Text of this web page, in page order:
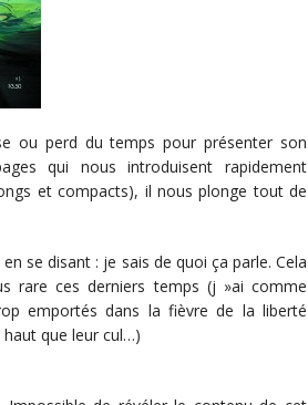
ou perd du temps pour présenter son
qui nous introduisent rapidement
et compacts), il nous plonge tout de
se disant : je sais de quoi ça parle. Cela
rare ces derniers temps (j »ai comme
emportés dans la fièvre de la liberté
que leur cul…)